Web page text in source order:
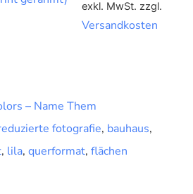
exkl. MwSt. zzgl.
Versandkosten
– Name Them
fotografie, bauhaus,
, lila, querformat, flächen